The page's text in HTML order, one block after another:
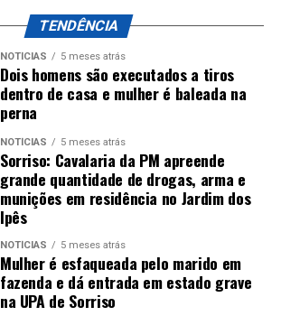
TENDÊNCIA
NOTÍCIAS 5 meses atrás
Dois homens são executados a tiros
dentro de casa e mulher é baleada na
perna
NOTÍCIAS 5 meses atrás
Sorriso: Cavalaria da PM apreende
grande quantidade de drogas, arma e
munições em residência no Jardim dos
Ipês
NOTÍCIAS 5 meses atrás
Mulher é esfaqueada pelo marido em
fazenda e dá entrada em estado grave
na UPA de Sorriso